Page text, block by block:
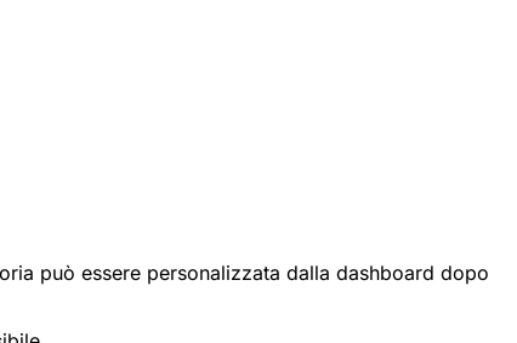
può essere personalizzata dalla dashboard dopo